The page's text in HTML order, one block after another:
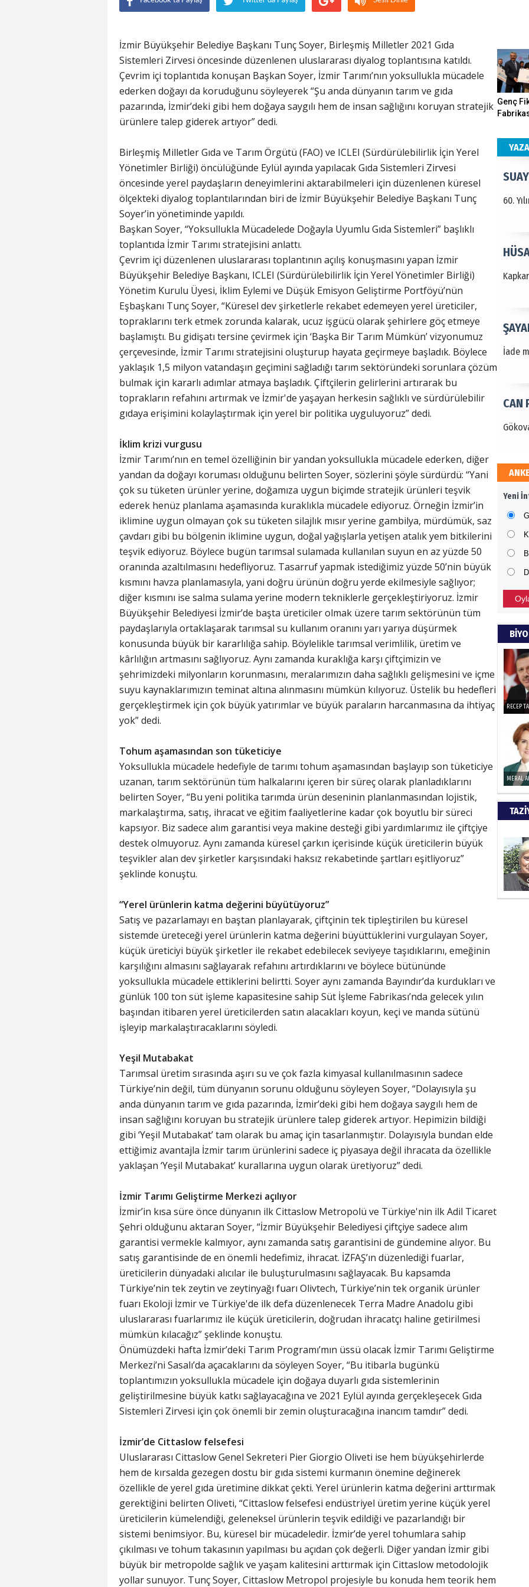
İzmir Büyükşehir Belediye Başkanı Tunç Soyer, Birleşmiş Milletler 2021 Gıda
Sistemleri Zirvesi öncesinde düzenlenen uluslararası diyalog toplantısına katıldı.
Çevrim içi toplantıda konuşan Başkan Soyer, İzmir Tarımı’nın yoksullukla mücadele
ederken doğayı da koruduğunu söyleyerek “Şu anda dünyanın tarım ve gıda
pazarında, İzmir’deki gibi hem doğaya saygılı hem de insan sağlığını koruyan stratejik
ürünlere talep giderek artıyor” dedi.
Birleşmiş Milletler Gıda ve Tarım Örgütü (FAO) ve ICLEI (Sürdürülebilirlik İçin Yerel
Yönetimler Birliği) öncülüğünde Eylül ayında yapılacak Gıda Sistemleri Zirvesi
öncesinde yerel paydaşların deneyimlerini aktarabilmeleri için düzenlenen küresel
ölçekteki diyalog toplantılarından biri de İzmir Büyükşehir Belediye Başkanı Tunç
Soyer’in yönetiminde yapıldı.
Başkan Soyer, “Yoksullukla Mücadelede Doğayla Uyumlu Gıda Sistemleri” başlıklı
toplantıda İzmir Tarımı stratejisini anlattı.
Çevrim içi düzenlenen uluslararası toplantının açılış konuşmasını yapan İzmir
Büyükşehir Belediye Başkanı, ICLEI (Sürdürülebilirlik İçin Yerel Yönetimler Birliği)
Yönetim Kurulu Üyesi, İklim Eylemi ve Düşük Emisyon Geliştirme Portföyü’nün
Eşbaşkanı Tunç Soyer, “Küresel dev şirketlerle rekabet edemeyen yerel üreticiler,
topraklarını terk etmek zorunda kalarak, ucuz işgücü olarak şehirlere göç etmeye
başlamıştı. Bu gidişatı tersine çevirmek için ‘Başka Bir Tarım Mümkün’ vizyonumuz
çerçevesinde, İzmir Tarımı stratejisini oluşturup hayata geçirmeye başladık. Böylece
yaklaşık 1,5 milyon vatandaşın geçimini sağladığı tarım sektöründeki sorunlara çözüm
bulmak için kararlı adımlar atmaya başladık. Çiftçilerin gelirlerini artırarak bu
toprakların refahını artırmak ve İzmir'de yaşayan herkesin sağlıklı ve sürdürülebilir
gıdaya erişimini kolaylaştırmak için yerel bir politika uyguluyoruz” dedi.
İklim krizi vurgusu
İzmir Tarımı’nın en temel özelliğinin bir yandan yoksullukla mücadele ederken, diğer
yandan da doğayı koruması olduğunu belirten Soyer, sözlerini şöyle sürdürdü: “Yani
çok su tüketen ürünler yerine, doğamıza uygun biçimde stratejik ürünleri teşvik
ederek henüz planlama aşamasında kuraklıkla mücadele ediyoruz. Örneğin İzmir’in
iklimine uygun olmayan çok su tüketen silajlık mısır yerine gambilya, mürdümük, saz
çavdarı gibi bu bölgenin iklimine uygun, doğal yağışlarla yetişen atalık yem bitkilerini
teşvik ediyoruz. Böylece bugün tarımsal sulamada kullanılan suyun en az yüzde 50
oranında azaltılmasını hedefliyoruz. Tasarruf yapmak istediğimiz yüzde 50’nin büyük
kısmını havza planlamasıyla, yani doğru ürünün doğru yerde ekilmesiyle sağlıyor;
diğer kısmını ise salma sulama yerine modern tekniklerle gerçekleştiriyoruz. İzmir
Büyükşehir Belediyesi İzmir’de başta üreticiler olmak üzere tarım sektörünün tüm
paydaşlarıyla ortaklaşarak tarımsal su kullanım oranını yarı yarıya düşürmek
konusunda büyük bir kararlılığa sahip. Böylelikle tarımsal verimlilik, üretim ve
kârlılığın artmasını sağlıyoruz. Aynı zamanda kuraklığa karşı çiftçimizin ve
şehrimizdeki milyonların korunmasını, meralarımızın daha sağlıklı gelişmesini ve içme
suyu kaynaklarımızın teminat altına alınmasını mümkün kılıyoruz. Üstelik bu hedefleri
gerçekleştirmek için çok büyük yatırımlar ve büyük paraların harcanmasına da ihtiyaç
yok” dedi.
Tohum aşamasından son tüketiciye
Yoksullukla mücadele hedefiyle de tarımı tohum aşamasından başlayıp son tüketiciye
uzanan, tarım sektörünün tüm halkalarını içeren bir süreç olarak planladıklarını
belirten Soyer, “Bu yeni politika tarımda ürün deseninin planlanmasından lojistik,
markalaştırma, satış, ihracat ve eğitim faaliyetlerine kadar çok boyutlu bir süreci
kapsıyor. Biz sadece alım garantisi veya makine desteği gibi yardımlarımız ile çiftçiye
destek olmuyoruz. Aynı zamanda küresel çarkın içerisinde küçük üreticilerin büyük
teşvikler alan dev şirketler karşısındaki haksız rekabetinde şartları eşitliyoruz”
şeklinde konuştu.
“Yerel ürünlerin katma değerini büyütüyoruz”
Satış ve pazarlamayı en baştan planlayarak, çiftçinin tek tipleştirilen bu küresel
sistemde üreteceği yerel ürünlerin katma değerini büyüttüklerini vurgulayan Soyer,
küçük üreticiyi büyük şirketler ile rekabet edebilecek seviyeye taşıdıklarını, emeğinin
karşılığını almasını sağlayarak refahını artırdıklarını ve böylece bütününde
yoksullukla mücadele ettiklerini belirtti. Soyer aynı zamanda Bayındır’da kurdukları ve
günlük 100 ton süt işleme kapasitesine sahip Süt İşleme Fabrikası’nda gelecek yılın
başından itibaren yerel üreticilerden satın alacakları koyun, keçi ve manda sütünü
işleyip markalaştıracaklarını söyledi.
Yeşil Mutabakat
Tarımsal üretim sırasında aşırı su ve çok fazla kimyasal kullanılmasının sadece
Türkiye’nin değil, tüm dünyanın sorunu olduğunu söyleyen Soyer, “Dolayısıyla şu
anda dünyanın tarım ve gıda pazarında, İzmir’deki gibi hem doğaya saygılı hem de
insan sağlığını koruyan bu stratejik ürünlere talep giderek artıyor. Hepimizin bildiği
gibi ‘Yeşil Mutabakat’ tam olarak bu amaç için tasarlanmıştır. Dolayısıyla bundan elde
ettiğimiz avantajla İzmir tarım ürünlerini sadece iç piyasaya değil ihracata da özellikle
yaklaşan ‘Yeşil Mutabakat’ kurallarına uygun olarak üretiyoruz” dedi.
İzmir Tarımı Geliştirme Merkezi açılıyor
İzmir’in kısa süre önce dünyanın ilk Cittaslow Metropolü ve Türkiye'nin ilk Adil Ticaret
Şehri olduğunu aktaran Soyer, “İzmir Büyükşehir Belediyesi çiftçiye sadece alım
garantisi vermekle kalmıyor, aynı zamanda satış garantisini de gündemine alıyor. Bu
satış garantisinde de en önemli hedefimiz, ihracat. İZFAŞ’ın düzenlediği fuarlar,
üreticilerin dünyadaki alıcılar ile buluşturulmasını sağlayacak. Bu kapsamda
Türkiye’nin tek zeytin ve zeytinyağı fuarı Olivtech, Türkiye’nin tek organik ürünler
fuarı Ekoloji İzmir ve Türkiye'de ilk defa düzenlenecek Terra Madre Anadolu gibi
uluslararası fuarlarımız ile küçük üreticilerin, doğrudan ihracatçı haline getirilmesi
mümkün kılacağız” şeklinde konuştu.
Önümüzdeki hafta İzmir’deki Tarım Programı’mın üssü olacak İzmir Tarımı Geliştirme
Merkezi’ni Sasalı’da açacaklarını da söyleyen Soyer, “Bu itibarla bugünkü
toplantımızın yoksullukla mücadele için doğaya duyarlı gıda sistemlerinin
geliştirilmesine büyük katkı sağlayacağına ve 2021 Eylül ayında gerçekleşecek Gıda
Sistemleri Zirvesi için çok önemli bir zemin oluşturacağına inancım tamdır” dedi.
İzmir’de Cittaslow felsefesi
Uluslararası Cittaslow Genel Sekreteri Pier Giorgio Oliveti ise hem büyükşehirlerde
hem de kırsalda gezegen dostu bir gıda sistemi kurmanın önemine değinerek
özellikle de yerel gıda üretimine dikkat çekti. Yerel ürünlerin katma değerini arttırmak
gerektiğini belirten Oliveti, “Cittaslow felsefesi endüstriyel üretim yerine küçük yerel
üreticilerin kümelendiği, geleneksel ürünlerin teşvik edildiği ve pazarlandığı bir
sistemi benimsiyor. Bu, küresel bir mücadeledir. İzmir’de yerel tohumlara sahip
çıkılması ve tohum takasının yapılması bu açıdan çok değerli. Diğer yandan İzmir gibi
büyük bir metropolde sağlık ve yaşam kalitesini arttırmak için Cittaslow metodolojik
yollar sunuyor. Tunç Soyer, Cittaslow Metropol projesiyle bu konuda hem teorik hem
Genç
ALI
60.
İade
CAN
Dr.
ALI
60.
Yeni
RECEP
MERAL